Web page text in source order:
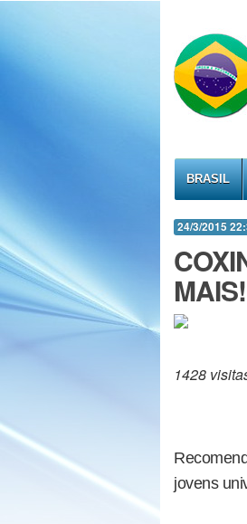
BRASIL
24/3/2015
1428
jovens